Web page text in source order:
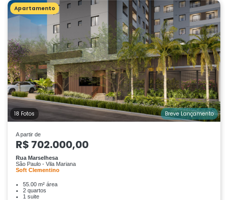
Apartamento
18 Fotos Breve Lançamento
A partir de
R$ 702.000,00
Rua Marselhesa
São Paulo - Vila Mariana
Soft Clementino
55.00 m² área
2 quartos
1 suite